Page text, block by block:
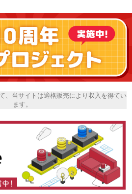
、当サイトは適格販売により収入を得てい
ます。